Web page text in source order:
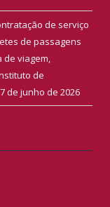
de serviço
de passagens
de viagem,
de
de junho de 2026